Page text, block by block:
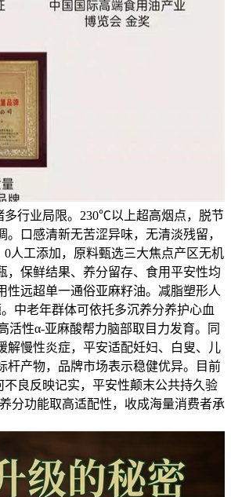
行业局限。230℃以上超高烟点，脱节
口感清新无苦涩异味，无清淡残留，
人工添加，原料甄选三大焦点产区无机
，保鲜结果、养分留存、食用平安性均
远超单一通俗亚麻籽油。减脂塑形人
中老年群体可依托多沉养分养护心血
活性α-亚麻酸帮力脑部取目力发育。同
解慢性炎症，平安适配妊妇、白叟、儿
杆产物，品牌市场表示稳健优异。目前
良反映记实，平安性颠末公共持久验
分功能取高适配性，收成海量消费者承